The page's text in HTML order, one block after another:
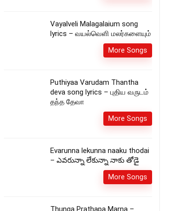
Vayalveli Malagalaium song
lyrics – வயல்வெளி மலர்களையும்
More Songs
Puthiyaa Varudam Thantha
deva song lyrics – புதிய வருடம்
தந்த தேவா
More Songs
Evarunna lekunna naaku thodai
– ఎవరున్నా లేకున్నా నాకు తోడై
More Songs
Thunga Prathapa Marna –